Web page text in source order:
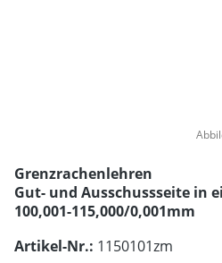
Grenzrachenlehren
Gut- und Ausschussseite in
100,001-115,000/0,001mm
Artikel-Nr.: 1150101zm